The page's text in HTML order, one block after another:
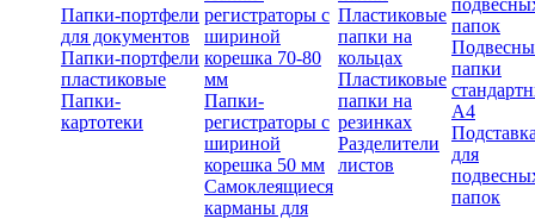
Папки-портфели
для документов
Папки-портфели
пластиковые
Папки-
картотеки
регистраторы с
шириной
корешка 70-80
мм
Папки-
регистраторы с
шириной
корешка 50 мм
Самоклеящиеся
карманы для
Пластиковые
папки на
кольцах
Пластиковые
папки на
резинках
Разделители
листов
папок
папки
А4
для
папок